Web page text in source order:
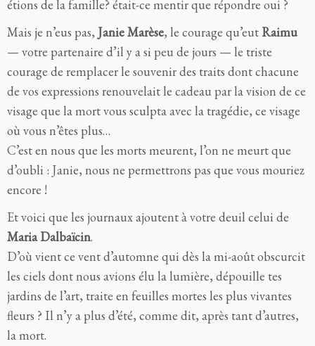
étions de la famille? était-ce mentir que répondre oui ?
Mais je n’eus pas, Janie Marèse, le courage qu’eut Raimu
— votre partenaire d’il y a si peu de jours — le triste
courage de remplacer le souvenir des traits dont chacune
de vos expressions renouvelait le cadeau par la vision de ce
visage que la mort vous sculpta avec la tragédie, ce visage
où vous n’êtes plus…
C’est en nous que les morts meurent, l’on ne meurt que
d’oubli : Janie, nous ne permettrons pas que vous mouriez
encore !
Et voici que les journaux ajoutent à votre deuil celui de
Maria Dalbaïcin.
D’où vient ce vent d’automne qui dès la mi-août obscurcit
les ciels dont nous avions élu la lumière, dépouille tes
jardins de l’art, traite en feuilles mortes les plus vivantes
fleurs ? Il n’y a plus d’été, comme dit, après tant d’autres,
la mort.